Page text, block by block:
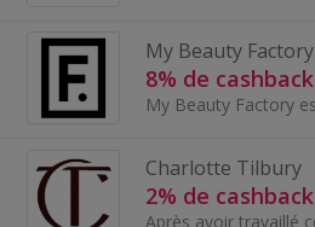
My Beauty Factory
8% de cashback
Charlotte Tilbury
2% de cashback